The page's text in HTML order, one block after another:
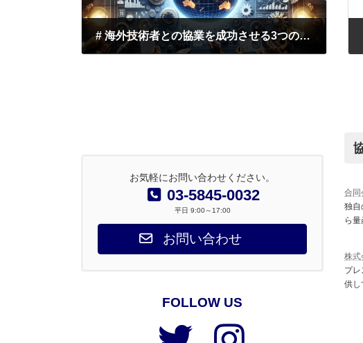
# 海外技術者との協業を成功させる3つの秘訣｜品質基準・コミュニケーション・信頼構築で国際ノベルティー製造を制する
お気軽にお問い合わせください。
03-5845-0032
平日 9:00～17:00
お問い合わせ
FOLLOW US
合同
独自
ら
株式
プ
供し